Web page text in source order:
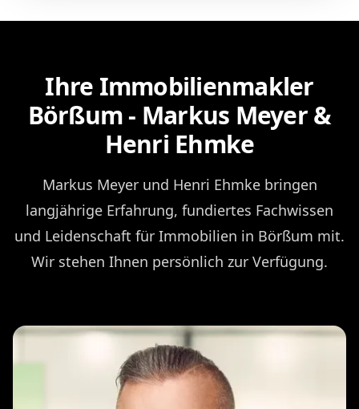
Ihre Immobilienmakler
Börßum - Markus Meyer &
Henri Ehmke
Markus Meyer und Henri Ehmke bringen
langjährige Erfahrung, fundiertes Fachwissen
und Leidenschaft für Immobilien in Börßum mit.
Wir stehen Ihnen persönlich zur Verfügung.